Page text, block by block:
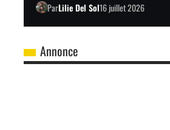
ParLilie Del Sol16 juillet 2026
Annonce